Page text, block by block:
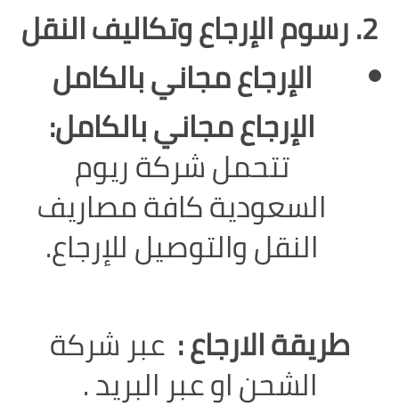
2. رسوم الإرجاع وتكاليف النقل
الإرجاع مجاني بالكامل
الإرجاع مجاني بالكامل:
تتحمل شركة ريوم
السعودية كافة مصاريف
النقل والتوصيل للإرجاع.
طريقة الارجاع : عبر شركة
الشحن او عبر البريد .